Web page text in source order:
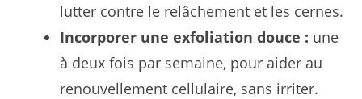
lutter contre le relâchement et les cernes.
Incorporer une exfoliation douce : une
à deux fois par semaine, pour aider au
renouvellement cellulaire, sans irriter.